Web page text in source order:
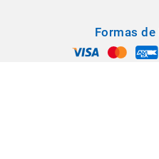
Formas